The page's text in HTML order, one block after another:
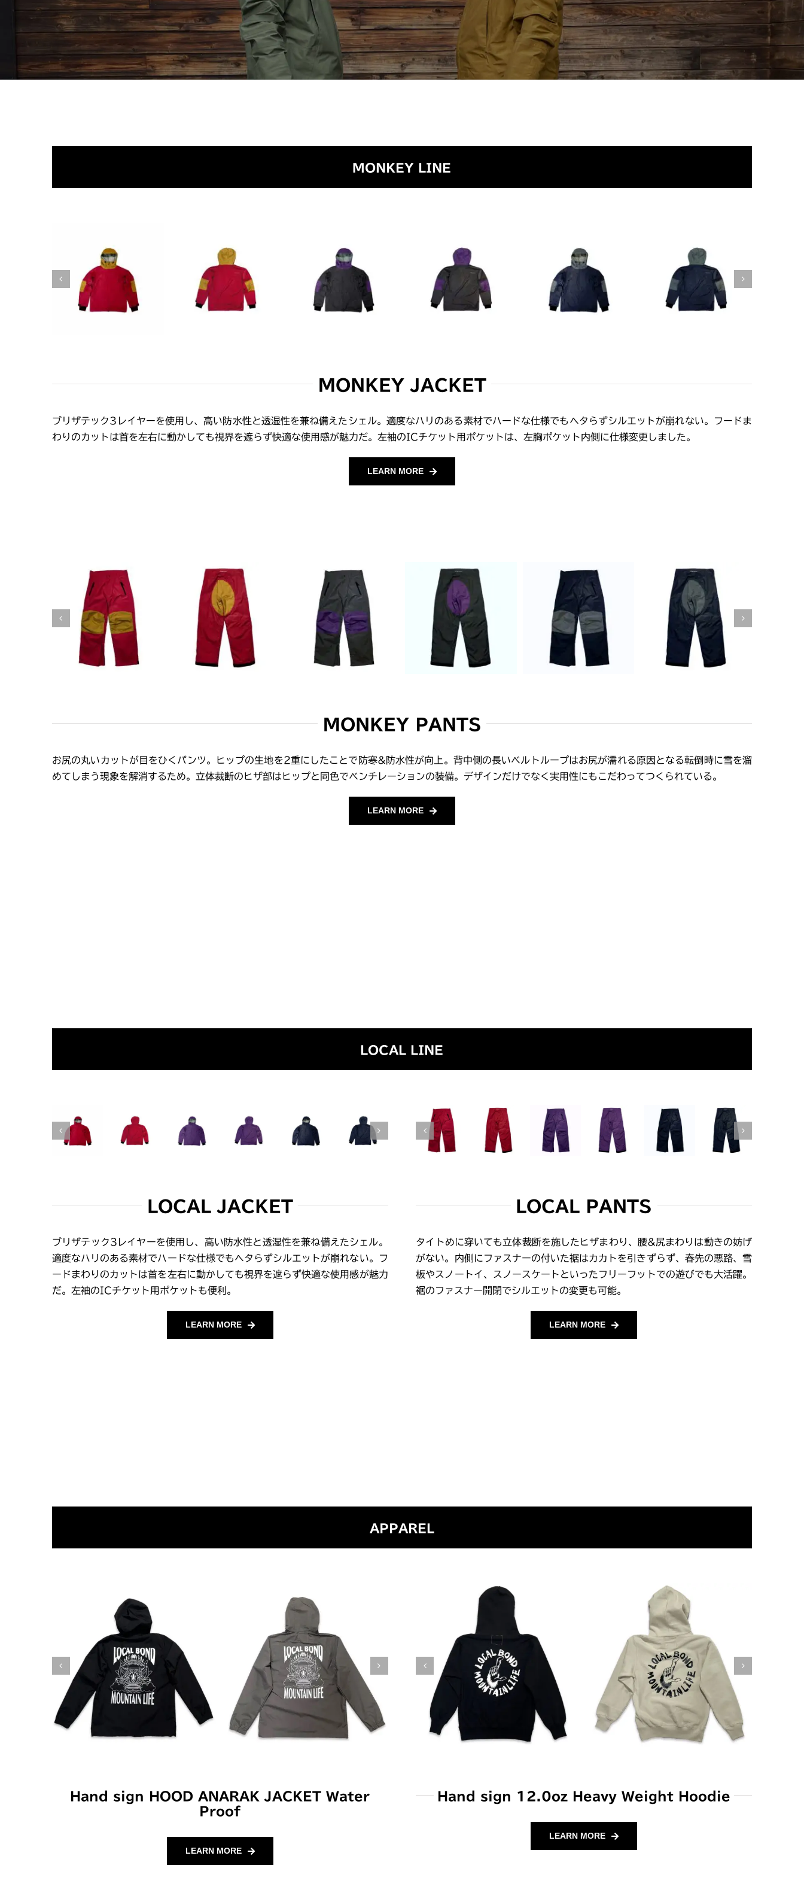
MONKEY LINE
MONKEY JACKET
ブリザテック3レイヤーを使用し、高い防水性と透湿性を兼ね備えたシェル。適度なハリのある素材でハードな仕様でもヘタらずシルエットが崩れない。フードま
わりのカットは首を左右に動かしても視界を遮らず快適な使用感が魅力だ。左袖のICチケット用ポケットは、左胸ポケット内側に仕様変更しました。
LEARN MORE
MONKEY PANTS
お尻の丸いカットが目をひくパンツ。ヒップの生地を2重にしたことで防寒&防水性が向上。背中側の長いベルトループはお尻が濡れる原因となる転倒時に雪を溜
めてしまう現象を解消するため。立体裁断のヒザ部はヒップと同色でベンチレーションの装備。デザインだけでなく実用性にもこだわってつくられている。
LEARN MORE
LOCAL LINE
LOCAL JACKET
ブリザテック3レイヤーを使用し、高い防水性と透湿性を兼ね備えたシェル。
適度なハリのある素材でハードな仕様でもヘタらずシルエットが崩れない。フ
ードまわりのカットは首を左右に動かしても視界を遮らず快適な使用感が魅力
だ。左袖のICチケット用ポケットも便利。
LEARN MORE
LOCAL PANTS
タイトめに穿いても立体裁断を施したヒザまわり、腰&尻まわりは動きの妨げ
がない。内側にファスナーの付いた裾はカカトを引きずらず、春先の悪路、雪
板やスノートイ、スノースケートといったフリーフットでの遊びでも大活躍。
裾のファスナー開閉でシルエットの変更も可能。
LEARN MORE
APPAREL
Hand sign HOOD ANARAK JACKET Water
Proof
LEARN MORE
Hand sign 12.0oz Heavy Weight Hoodie
LEARN MORE